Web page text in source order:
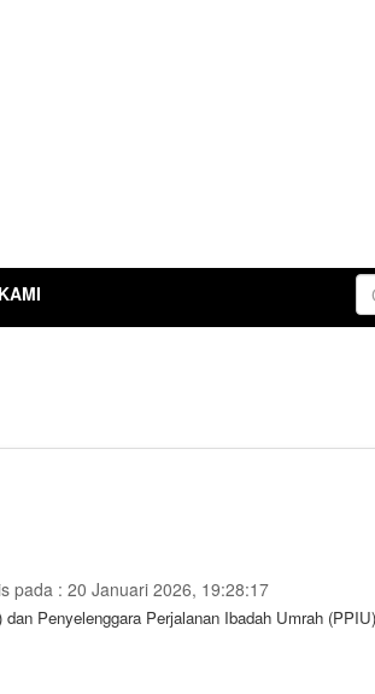
pada : 20 Januari 2026, 19:28:17
Penyelenggara Perjalanan Ibadah Umrah